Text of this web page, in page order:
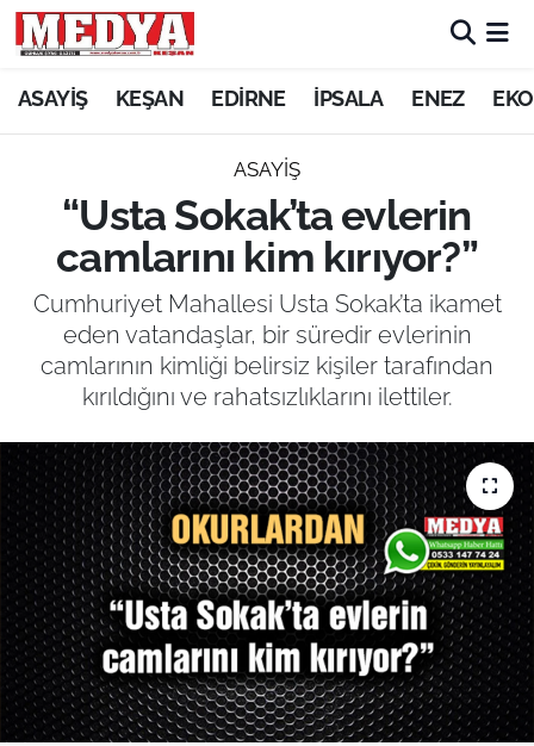
ASAYİŞ KEŞAN EDİRNE İPSALA ENEZ
ASAYİŞ
“Usta Sokak’ta evlerin
camlarını kim kırıyor?”
Cumhuriyet Mahallesi Usta Sokak’ta ikamet
eden vatandaşlar, bir süredir evlerinin
camlarının kimliği belirsiz kişiler tarafından
kırıldığını ve rahatsızlıklarını ilettiler.
KEŞAN
ASAYİŞ
SİYASET
GÜNDEM
EKONOMİ
SAĞLIK
EĞİTİM
TARIM VE HAYVANCILIK
KÜLTÜR SANAT
RESMİ İLAN